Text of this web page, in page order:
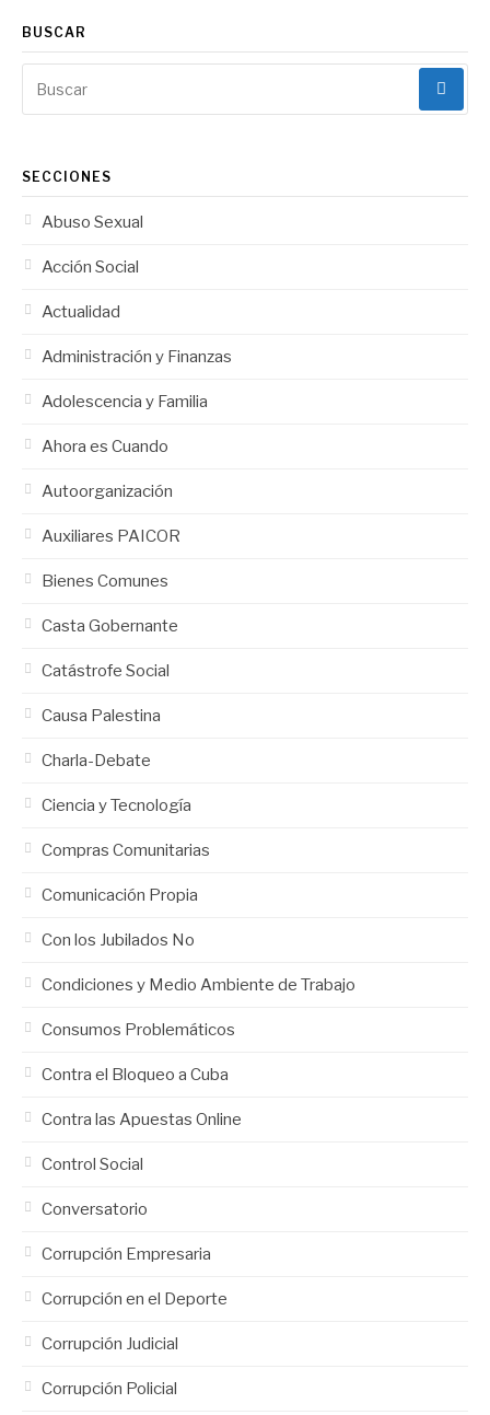
BUSCAR
SECCIONES
Abuso Sexual
Acción Social
Actualidad
Administración y Finanzas
Adolescencia y Familia
Ahora es Cuando
Autoorganización
Auxiliares PAICOR
Bienes Comunes
Casta Gobernante
Catástrofe Social
Causa Palestina
Charla-Debate
Ciencia y Tecnología
Compras Comunitarias
Comunicación Propia
Con los Jubilados No
Condiciones y Medio Ambiente de Trabajo
Consumos Problemáticos
Contra el Bloqueo a Cuba
Contra las Apuestas Online
Control Social
Conversatorio
Corrupción Empresaria
Corrupción en el Deporte
Corrupción Judicial
Corrupción Policial